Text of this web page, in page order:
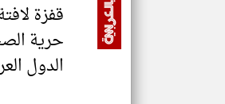
قفزة
حرية
الدول